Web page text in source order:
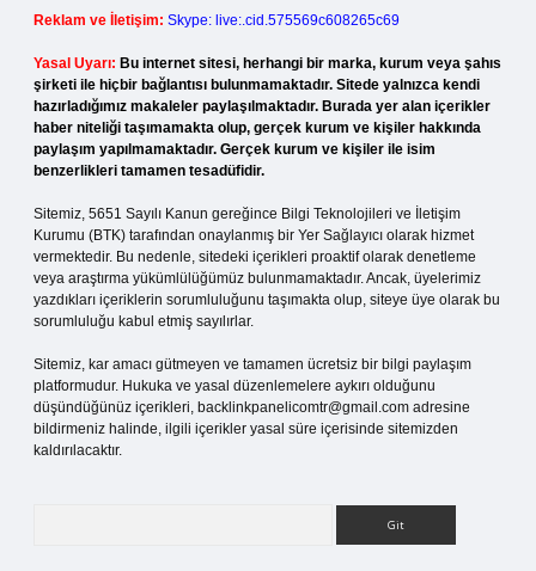
Reklam ve İletişim: Skype: live:.cid.575569c608265c69
Yasal Uyarı: Bu internet sitesi, herhangi bir marka, kurum veya şahıs
şirketi ile hiçbir bağlantısı bulunmamaktadır. Sitede yalnızca kendi
hazırladığımız makaleler paylaşılmaktadır. Burada yer alan içerikler
haber niteliği taşımamakta olup, gerçek kurum ve kişiler hakkında
paylaşım yapılmamaktadır. Gerçek kurum ve kişiler ile isim
benzerlikleri tamamen tesadüfidir.
Sitemiz, 5651 Sayılı Kanun gereğince Bilgi Teknolojileri ve İletişim
Kurumu (BTK) tarafından onaylanmış bir Yer Sağlayıcı olarak hizmet
vermektedir. Bu nedenle, sitedeki içerikleri proaktif olarak denetleme
veya araştırma yükümlülüğümüz bulunmamaktadır. Ancak, üyelerimiz
yazdıkları içeriklerin sorumluluğunu taşımakta olup, siteye üye olarak bu
sorumluluğu kabul etmiş sayılırlar.
Sitemiz, kar amacı gütmeyen ve tamamen ücretsiz bir bilgi paylaşım
platformudur. Hukuka ve yasal düzenlemelere aykırı olduğunu
düşündüğünüz içerikleri, backlinkpanelicomtr@gmail.com adresine
bildirmeniz halinde, ilgili içerikler yasal süre içerisinde sitemizden
kaldırılacaktır.